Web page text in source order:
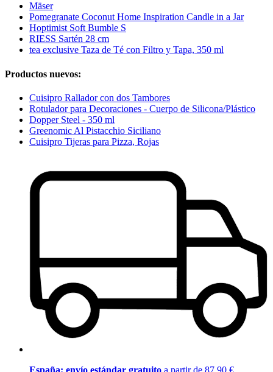
Mäser
Pomegranate Coconut Home Inspiration Candle in a Jar
Hoptimist Soft Bumble S
RIESS Sartén 28 cm
tea exclusive Taza de Té con Filtro y Tapa, 350 ml
Productos nuevos:
Cuisipro Rallador con dos Tambores
Rotulador para Decoraciones - Cuerpo de Silicona/Plástico
Dopper Steel - 350 ml
Greenomic Al Pistacchio Siciliano
Cuisipro Tijeras para Pizza, Rojas